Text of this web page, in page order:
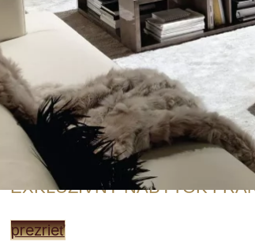
EXKLUZÍVNY NÁBYTOK
prezrieť